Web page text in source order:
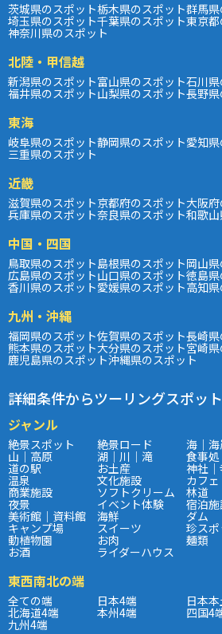
茨城県のスポット栃木県のスポット群馬
埼玉県のスポット千葉県のスポット東京
神奈川県のスポット
北陸・甲信越
新潟県のスポット富山県のスポット石川
福井県のスポット山梨県のスポット長野
東海
岐阜県のスポット静岡県のスポット愛知
三重県のスポット
近畿
滋賀県のスポット京都府のスポット大阪
兵庫県のスポット奈良県のスポット和歌
中国・四国
鳥取県のスポット島根県のスポット岡山
広島県のスポット山口県のスポット徳島
香川県のスポット愛媛県のスポット高知
九州・沖縄
福岡県のスポット佐賀県のスポット長崎
熊本県のスポット大分県のスポット宮崎
鹿児島県のスポット沖縄県のスポット
詳細条件からツーリングスポッ
ジャンル
絶景スポット 絶景ロード 海｜
山｜高原 湖｜川｜滝 食事処
道の駅 お土産 神社
温泉 文化施設 カフ
商業施設 ソフトクリーム 林道
夜景 イベント体験 宿泊
美術館｜資料館 海鮮 ダム
キャンプ場 スイーツ 珍スポ
動植物園 お肉 麺類
お酒 ライダーハウス
東西南北の端
全ての端 日本4端 日本
北海道4端 本州4端 四国4
九州4端